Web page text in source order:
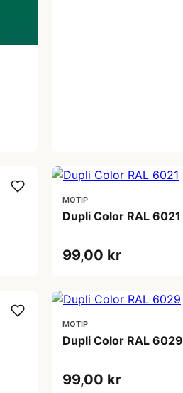
MOTIP
Dupli Color RAL 6021
99,00 kr
MOTIP
Dupli Color RAL 6029
99,00 kr